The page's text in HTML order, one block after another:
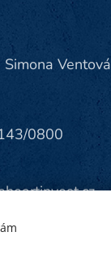
Ventová
0800